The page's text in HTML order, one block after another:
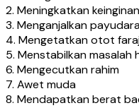
2. Meningkatkan
3. Menganjalkan
4. Mengetatkan otot
5. Menstabilkan masalah
6. Mengecutkan rahim
7. Awet muda
8. Mendapatkan berat